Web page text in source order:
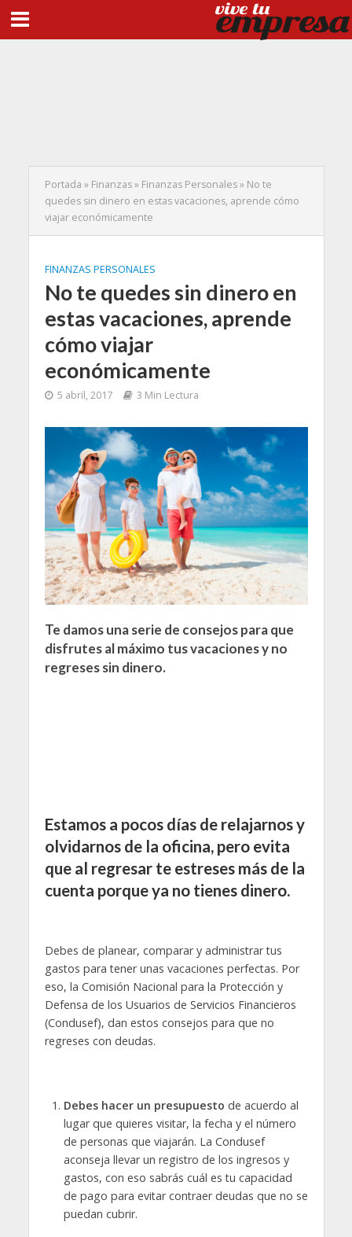
Portada » Finanzas» Finanzas Personales» No te
quedes sin dinero en estas vacaciones, aprende cómo
viajar económicamente
FINANZAS PERSONALES
No te quedes sin dinero en
estas vacaciones, aprende
cómo viajar
económicamente
5 abril, 2017 3 Min Lectura
Te damos una serie de consejos para que
disfrutes al máximo tus vacaciones y no
regreses sin dinero.
Estamos a pocos días de relajarnos y
olvidarnos de la oficina, pero evita
que al regresar te estreses más de la
cuenta porque ya no tienes dinero.
Debes de planear, comparar y administrar tus
gastos para tener unas vacaciones perfectas. Por
eso, la Comisión Nacional para la Protección y
Defensa de los Usuarios de Servicios Financieros
(Condusef), dan estos consejos para que no
regreses con deudas.
Debes hacer un presupuesto de acuerdo al
lugar que quieres visitar, la fecha y el número
de personas que viajarán. La Condusef
aconseja llevar un registro de los ingresos y
gastos, con eso sabrás cuál es tu capacidad
de pago para evitar contraer deudas que no se
puedan cubrir.